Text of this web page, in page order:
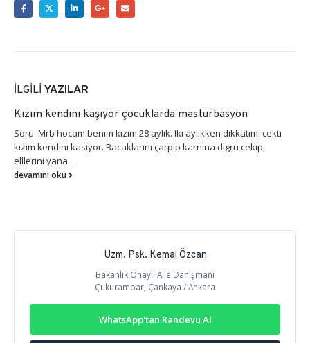
İLGILI YAZILAR
Kızım kendını kaşıyor çocuklarda masturbasyon
Soru: Mrb hocam benım kızım 28 aylık. Ikı aylıkken dıkkatımı cektı
kızım kendını kasıyor. Bacaklarını çarpıp karnına dıgru cekıp,
elllerini yana...
devamını oku
Uzm. Psk. Kemal Özcan
Bakanlık Onaylı Aile Danışmanı
Çukurambar, Çankaya / Ankara
WhatsApp'tan Randevu Al